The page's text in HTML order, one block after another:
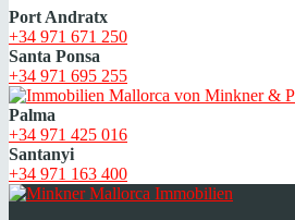
Port Andratx
+34 971 671 250
Santa Ponsa
+34 971 695 255
Palma
+34 971 425 016
Santanyi
+34 971 163 400